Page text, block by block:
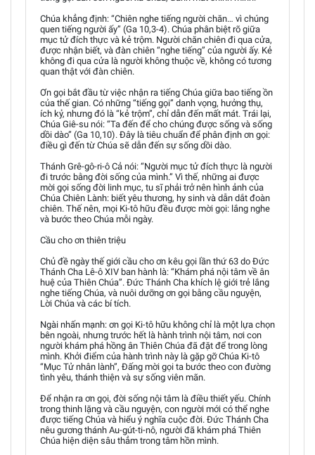
Chúa khẳng định: “Chiên nghe tiếng người chăn… vì chúng
quen tiếng người ấy” (Ga 10,3-4). Chúa phân biệt rõ giữa
mục tử đích thực và kẻ trộm. Người chăn chiên đi qua cửa,
được nhận biết, và đàn chiên “nghe tiếng” của người ấy. Kẻ
không đi qua cửa là người không thuộc về, không có tương
quan thật với đàn chiên.
Ơn gọi bắt đầu từ việc nhận ra tiếng Chúa giữa bao tiếng ồn
của thế gian. Có những “tiếng gọi” danh vọng, hưởng thụ,
ích kỷ, nhưng đó là “kẻ trộm”, chỉ dẫn đến mất mát. Trái lại,
Chúa Giê-su nói: “Ta đến để cho chúng được sống và sống
dồi dào” (Ga 10,10). Đây là tiêu chuẩn để phân định ơn gọi:
điều gì đến từ Chúa sẽ dẫn đến sự sống dồi dào.
Thánh Grê-gô-ri-ô Cả nói: “Người mục tử đích thực là người
đi trước bằng đời sống của mình.” Vì thế, những ai được
mời gọi sống đời linh mục, tu sĩ phải trở nên hình ảnh của
Chúa Chiên Lành: biết yêu thương, hy sinh và dẫn dắt đoàn
chiên. Thế nên, mọi Ki-tô hữu đều được mời gọi: lắng nghe
và bước theo Chúa mỗi ngày.
Cầu cho ơn thiên triệu
Chủ đề ngày thế giới cầu cho ơn kêu gọi lần thứ 63 do Đức
Thánh Cha Lê-ô XIV ban hành là: “Khám phá nội tâm về ân
huệ của Thiên Chúa”. Đức Thánh Cha khích lệ giới trẻ lắng
nghe tiếng Chúa, và nuôi dưỡng ơn gọi bằng cầu nguyện,
Lời Chúa và các bí tích.
Ngài nhấn mạnh: ơn gọi Ki-tô hữu không chỉ là một lựa chọn
bên ngoài, nhưng trước hết là hành trình nội tâm, nơi con
người khám phá hồng ân Thiên Chúa đã đặt để trong lòng
mình. Khởi điểm của hành trình này là gặp gỡ Chúa Ki-tô
“Mục Tử nhân lành”, Đấng mời gọi ta bước theo con đường
tình yêu, thánh thiện và sự sống viên mãn.
Để nhận ra ơn gọi, đời sống nội tâm là điều thiết yếu. Chính
trong thinh lặng và cầu nguyện, con người mới có thể nghe
được tiếng Chúa và hiểu ý nghĩa cuộc đời. Đức Thánh Cha
nêu gương thánh Au-gút-ti-nô, người đã khám phá Thiên
Chúa hiện diện sâu thẳm trong tâm hồn mình.